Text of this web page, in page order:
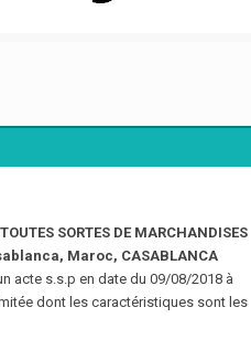
SORTES DE MARCHANDISES
Maroc, CASABLANCA
acte s.s.p en date du 09/08/2018 à
dont les caractéristiques sont les